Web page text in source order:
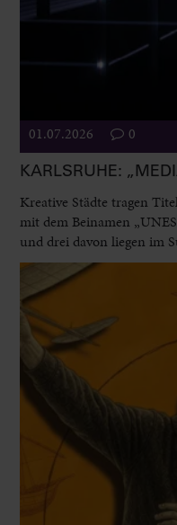
01.07.2026 0
KARLSRUHE:
Kreative Städte tragen
mit dem Beinamen
und drei davon liegen im